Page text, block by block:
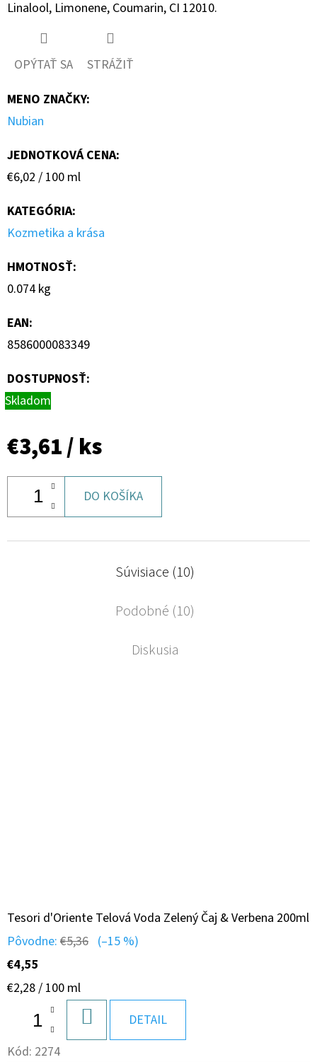
Linalool, Limonene, Coumarin, CI 12010.
OPÝTAŤ SA
STRÁŽIŤ
MENO ZNAČKY:
Nubian
JEDNOTKOVÁ CENA:
Jednotková
€6,02 / 100 ml
KATEGÓRIA:
Kozmetika a krása
HMOTNOSŤ:
0.074 kg
EAN:
8586000083349
DOSTUPNOSŤ:
Skladom
€3,61/ ks
DO KOŠÍKA
Súvisiace (10)
Podobné (10)
Diskusia
Tesori d'Oriente Telová Voda Zelený Čaj & Verbena 200ml
Pôvodne: €5,36 (–15 %)
€4,55
Jednotková
€2,28 / 100 ml
KOŠÍKA
DETAIL
Kód: 2274